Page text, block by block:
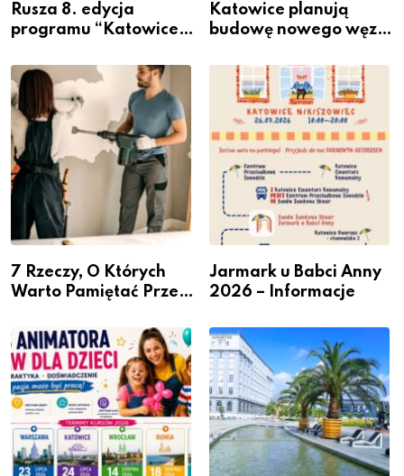
Rusza 8. edycja
programu “Katowice
– nabór dla
przedsiębiorców
Katowice planują
budowę nowego węzła
Podlesiu
7 Rzeczy, O Których
Warto Pamiętać Przed
Jarmark u Babci Anny
2026 – Informacje